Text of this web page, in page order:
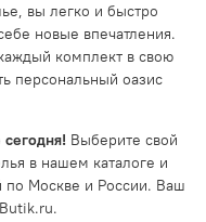
вы легко и быстро
новые впечатления.
комплект в свою
персональный оазис
Выберите свой
в нашем каталоге и
по Москве и России. Ваш